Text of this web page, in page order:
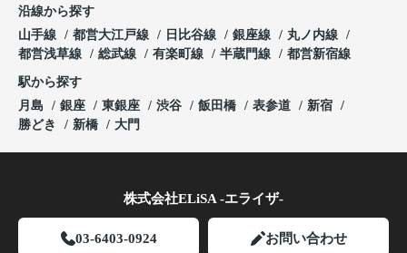
沿線から探す
山手線
都営大江戸線 日比谷線 銀座線
丸ノ内線
都営浅草線
総武線 有楽町線 半蔵門線 都営新宿線
駅から探す
月島
銀座 東銀座 渋谷 飯田橋 表参道
新宿
勝どき
新橋 大門
株式会社ELiSA -エライザ-
03-6403-0924 お問い合わせ